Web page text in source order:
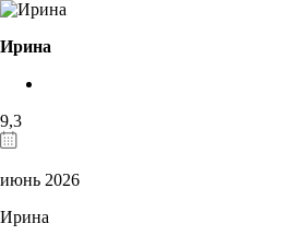
Ирина
9,3
июнь 2026
Ирина